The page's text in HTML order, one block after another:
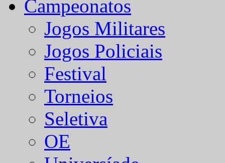
Campeonatos
Jogos Militares
Jogos Policiais
Festival
Torneios
Seletiva
OE